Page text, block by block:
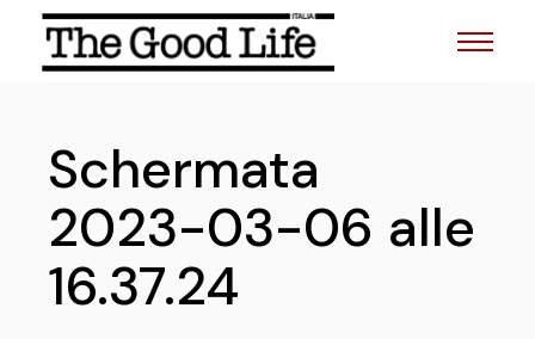
Schermata
2023-03-06 alle
16.37.24